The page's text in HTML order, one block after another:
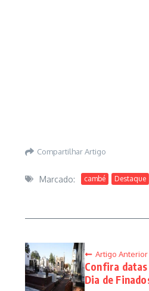
Compartilhar Artigo
Marcado: cambé Destaque
Artigo Anterior
Confira
Dia de